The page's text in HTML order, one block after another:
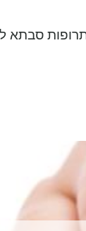
סבתא